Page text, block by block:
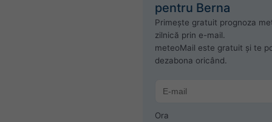
pentru Berna
Primește gratuit prognoza
zilnică prin e-mail.
meteoMail este gratuit și te
dezabona oricând.
Ora